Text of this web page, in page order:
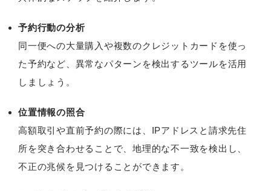
予約行動の分析
同一便への大量購入や複数のクレジットカードを使っ
た予約など、異常なパターンを検出するツールを活用
しましょう。
位置情報の照合
高額取引や直前予約の際には、IPアドレスと請求先住
所を突き合わせることで、地理的な不一致を検出し、
不正の兆候を見つけることができます。